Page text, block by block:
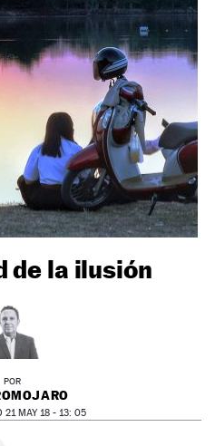
de la ilusión
POR
21 MAY 18 - 13: 05